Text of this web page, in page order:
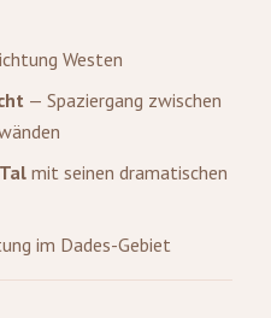
Westen
— Spaziergang zwischen
mit seinen dramatischen
im Dades-Gebiet